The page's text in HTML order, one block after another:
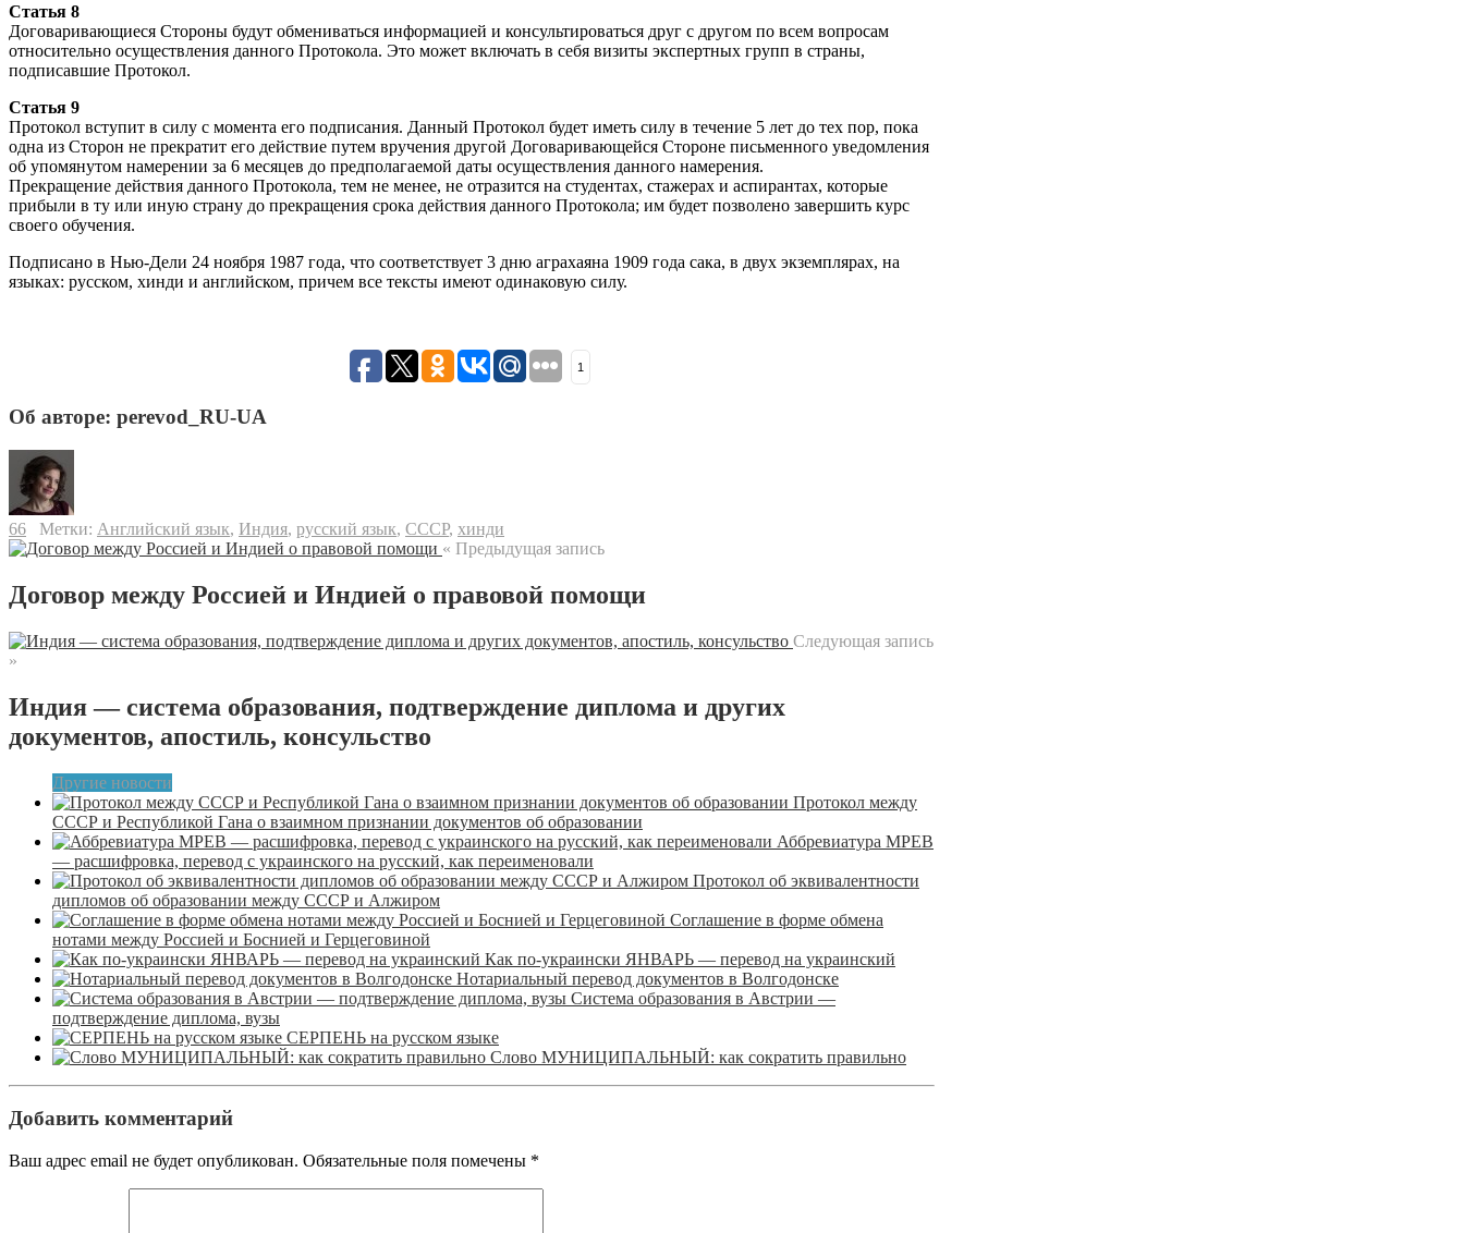
Статья 8
Договаривающиеся Стороны будут обмениваться информацией и консультироваться друг с другом по всем вопросам
относительно осуществления данного Протокола. Это может включать в себя визиты экспертных групп в страны,
подписавшие Протокол.
Статья 9
Протокол вступит в силу с момента его подписания. Данный Протокол будет иметь силу в течение 5 лет до тех пор, пока
одна из Сторон не прекратит его действие путем вручения другой Договаривающейся Стороне письменного уведомления
об упомянутом намерении за 6 месяцев до предполагаемой даты осуществления данного намерения.
Прекращение действия данного Протокола, тем не менее, не отразится на студентах, стажерах и аспирантах, которые
прибыли в ту или иную страну до прекращения срока действия данного Протокола; им будет позволено завершить курс
своего обучения.
Подписано в Нью-Дели 24 ноября 1987 года, что соответствует 3 дню аграхаяна 1909 года сака, в двух экземплярах, на
языках: русском, хинди и английском, причем все тексты имеют одинаковую силу.
1
Об авторе: perevod_RU-UA
66 Метки: Английский язык, Индия, русский язык, СССР, хинди
« Предыдущая запись
Договор между Россией и Индией о правовой помощи
Следующая запись
»
Индия — система образования, подтверждение диплома и других
документов, апостиль, консульство
Другие новости
Протокол между
СССР и Республикой Гана о взаимном признании документов об образовании
Аббревиатура МРЕВ
— расшифровка, перевод с украинского на русский, как переименовали
Протокол об эквивалентности
дипломов об образовании между СССР и Алжиром
Соглашение в форме обмена
нотами между Россией и Боснией и Герцеговиной
Как по-украински ЯНВАРЬ — перевод на украинский
Нотариальный перевод документов в Волгодонске
Система образования в Австрии —
подтверждение диплома, вузы
СЕРПЕНЬ на русском языке
Слово МУНИЦИПАЛЬНЫЙ: как сократить правильно
Добавить комментарий
Ваш адрес email не будет опубликован. Обязательные поля помечены *